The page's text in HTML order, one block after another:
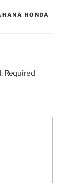
HONDA
Required